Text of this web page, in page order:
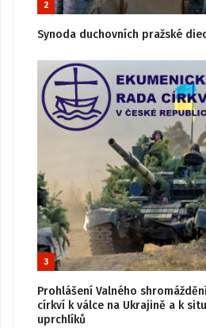
2
Synoda duchovních pražské
3
Prohlášení Valného
církví k válce na Ukrajině a k
uprchlíků